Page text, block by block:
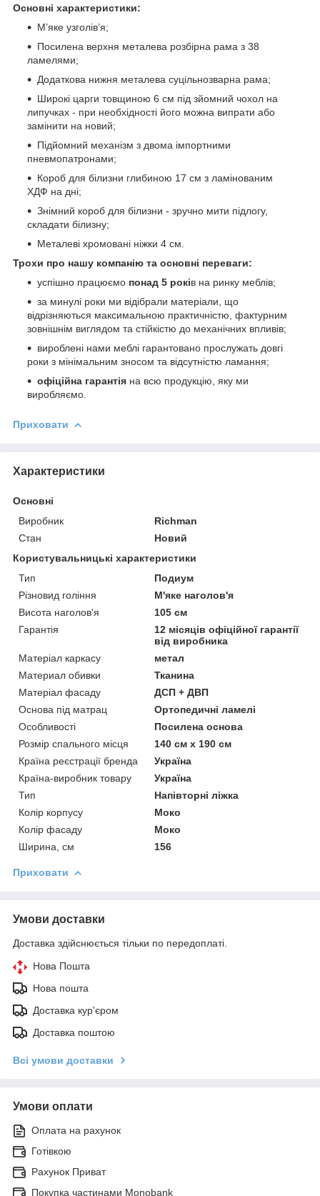
Основні характеристики:
М’яке узголів’я;
Посилена верхня металева розбірна рама з 38
ламелями;
Додаткова нижня металева суцільнозварна рама;
Широкі царги товщиною 6 см під зйомний чохол на
липучках - при необхідності його можна випрати або
замінити на новий;
Підйомний механізм з двома імпортними
пневмопатронами;
Короб для білизни глибиною 17 см з ламінованим
ХДФ на дні;
Знімний короб для білизни - зручно мити підлогу,
складати білизну;
Металеві хромовані ніжки 4 см.
Трохи про нашу компанію та основні переваги:
успішно працюємо понад 5 років на ринку меблів;
за минулі роки ми відібрали матеріали, що
відрізняються максимальною практичністю, фактурним
зовнішнім виглядом та стійкістю до механічних впливів;
вироблені нами меблі гарантовано прослужать довгі
роки з мінімальним зносом та відсутністю ламання;
офіційна гарантія на всю продукцію, яку ми
виробляємо.
Приховати
Характеристики
Основні
Виробник
Richman
Стан
Новий
Користувальницькі характеристики
Тип
Подиум
Різновид гоління
М'яке наголов'я
Висота наголов'я
105 см
Гарантія
12 місяців офіційної гарантії
від виробника
Матеріал каркасу
метал
Материал обивки
Тканина
Матеріал фасаду
ДСП + ДВП
Основа під матрац
Ортопедичні ламелі
Особливості
Посилена основа
Розмір спального місця
140 см х 190 см
Країна реєстрації бренда
Україна
Країна-виробник товару
Україна
Тип
Напівторні ліжка
Колір корпусу
Моко
Колір фасаду
Моко
Ширина, см
156
Приховати
Умови доставки
Доставка здійснюється тільки по передоплаті.
Нова Пошта
Нова пошта
Доставка кур'єром
Доставка поштою
Всі умови доставки
Умови оплати
Оплата на рахунок
Готівкою
Рахунок Приват
Покупка частинами Monobank